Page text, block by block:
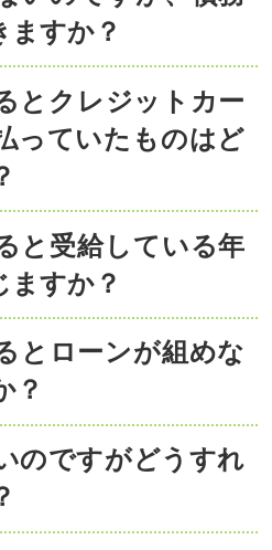
ますか？
とクレジットカー
っていたものはど
と受給している年
ますか？
とローンが組めな
？
のですがどうすれ